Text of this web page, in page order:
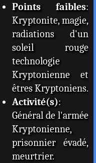
Points faibles:
Kryptonite, magie,
radiations d'un
soleil rouge
technologie
Kryptonienne et
êtres Kryptoniens.
Activité(s):
Général de l'armée
Kryptonienne,
prisonnier évadé,
meurtrier.